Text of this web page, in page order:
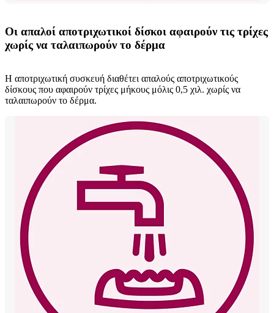
Οι απαλοί αποτριχωτικοί δίσκοι αφαιρούν τις τρίχες
χωρίς να ταλαιπωρούν το δέρμα
Η αποτριχωτική συσκευή διαθέτει απαλούς αποτριχωτικούς
δίσκους που αφαιρούν τρίχες μήκους μόλις 0,5 χιλ. χωρίς να
ταλαιπωρούν το δέρμα.